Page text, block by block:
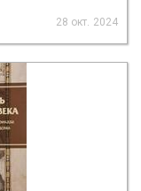
28 окт. 2024